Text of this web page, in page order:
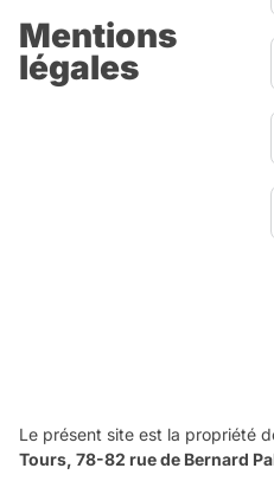
Mentions
légales
Le présent site est la propriété
Tours, 78-82 rue de Bernard